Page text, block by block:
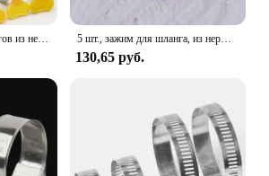
5 шт., зажимы для шлангов из нержавеющей стали, 8-44 мм 5 шт., зажим для шланга, из нержавеющей стали
130,65 руб.